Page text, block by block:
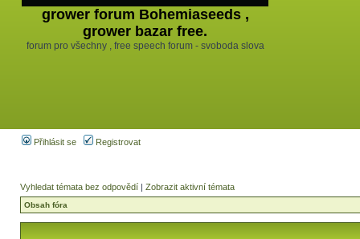
grower forum Bohemiaseeds ,
grower bazar free.
forum pro všechny , free speech forum - svoboda slova
Přihlásit se Registrovat
Vyhledat témata bez odpovědí | Zobrazit aktivní témata
Obsah fóra